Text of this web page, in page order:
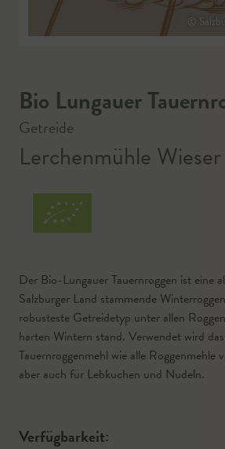
©
Bio Lungauer
Getreide
Lerchenmühle Wieser
Der Bio-Lungauer Tauernroggen ist eine
Salzburger Land stammende
robusteste Getreidetyp unter allen
harten Wintern stand. Verwendet wird
Tauernroggenmehl wie alle Roggenmehle
aber auch für Lebkuchen und Nudeln.
Verfügbarkeit: